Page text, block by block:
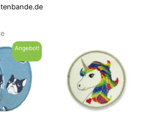
Angebot!